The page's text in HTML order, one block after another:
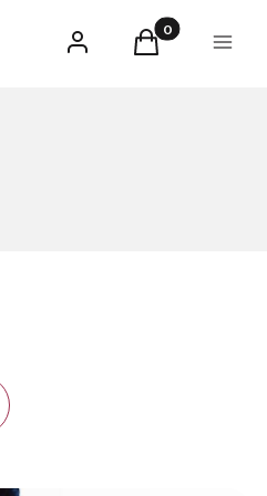
Zaloguj sięProdukty w
Koszyk Menu